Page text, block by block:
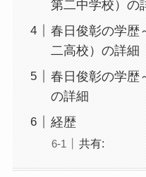
第二中学校）の
春日俊彰の学歴
二高校）の詳細
春日俊彰の学歴
の詳細
経歴
共有: